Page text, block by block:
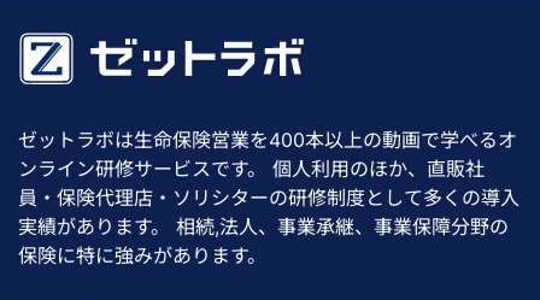
ゼットラボは生命保険営業を400本以上の動画で学べるオ
ンライン研修サービスです。 個人利用のほか、直販社
員・保険代理店・ソリシターの研修制度として多くの導入
実績があります。 相続,法人、事業承継、事業保障分野の
保険に特に強みがあります。